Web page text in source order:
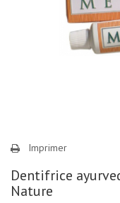
Imprimer
Dentifrice
Nature